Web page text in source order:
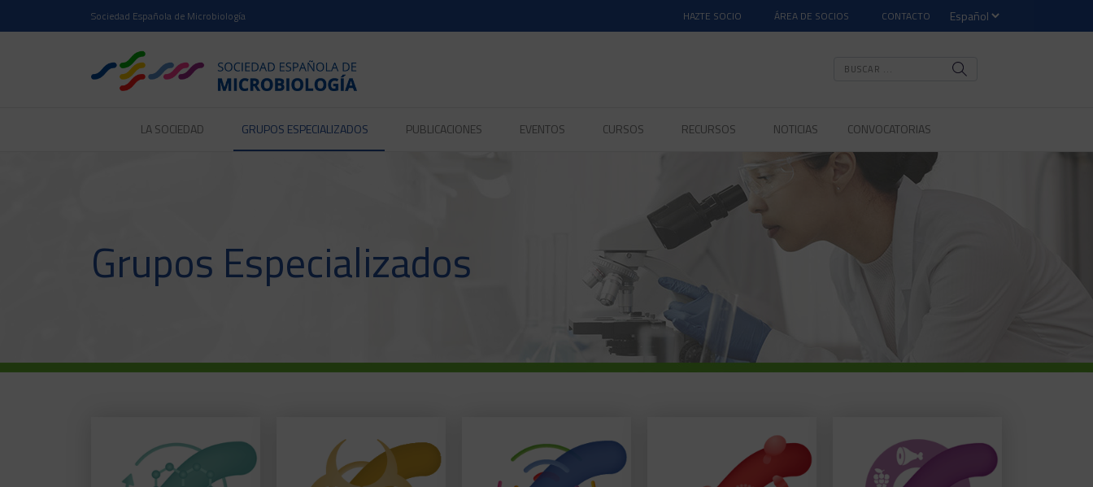
Sociedad Española de Microbiología HAZTE SOCIO ÁREA DE SOCIOS CONTACTO
LA SOCIEDAD GRUPOS ESPECIALIZADOS PUBLICACIONES EVENTOS CURSOS RECURSOS NOTICIAS CONVOCATORIAS
Grupos Especializados